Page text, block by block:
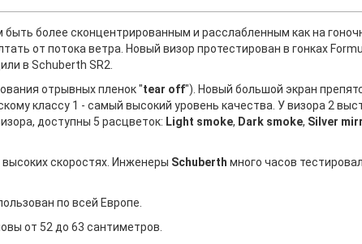
более сконцентрированным и расслабленным как на
от потока ветра. Новый визор протестирован в гонках
в Schuberth SR2.
отрывных пленок "tear off"). Новый большой экран
классу 1 - самый высокий уровень качества. У визора 2
доступны 5 расцветок: Light smoke, Dark smoke, Silver
высоких скоростях. Инженеры Schuberth много часов
по всей Европе.
от 52 до 63 сантиметров.